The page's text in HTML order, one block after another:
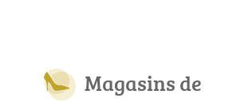
Magasins de